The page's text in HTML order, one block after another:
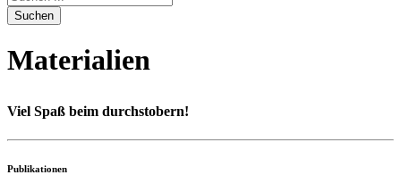
Suchen
Materialien
Viel Spaß beim durchstobern!
Publikationen